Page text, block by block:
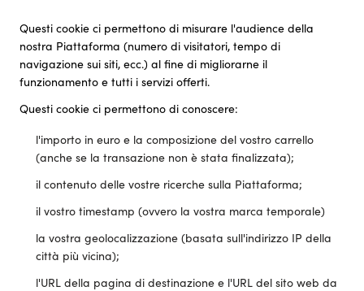
Questi cookie ci permettono di misurare l'audience della
nostra Piattaforma (numero di visitatori, tempo di
navigazione sui siti, ecc.) al fine di migliorarne il
funzionamento e tutti i servizi offerti.
Questi cookie ci permettono di conoscere:
l'importo in euro e la composizione del vostro carrello
(anche se la transazione non è stata finalizzata);
il contenuto delle vostre ricerche sulla Piattaforma;
il vostro timestamp (ovvero la vostra marca temporale)
la vostra geolocalizzazione (basata sull'indirizzo IP della
città più vicina);
l'URL della pagina di destinazione e l'URL del sito web da